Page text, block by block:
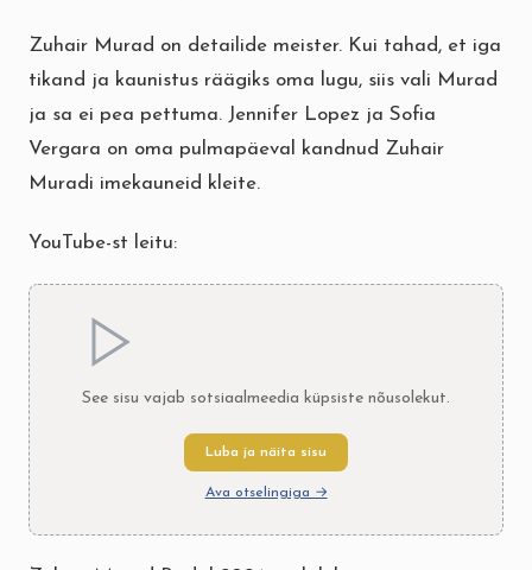
Zuhair Murad on detailide meister. Kui tahad, et iga
tikand ja kaunistus räägiks oma lugu, siis vali Murad
ja sa ei pea pettuma. Jennifer Lopez ja Sofia
Vergara on oma pulmapäeval kandnud Zuhair
Muradi imekauneid kleite.
YouTube-st leitu:
See sisu vajab sotsiaalmeedia küpsiste nõusolekut.
Luba ja näita sisu
Ava otselingiga →